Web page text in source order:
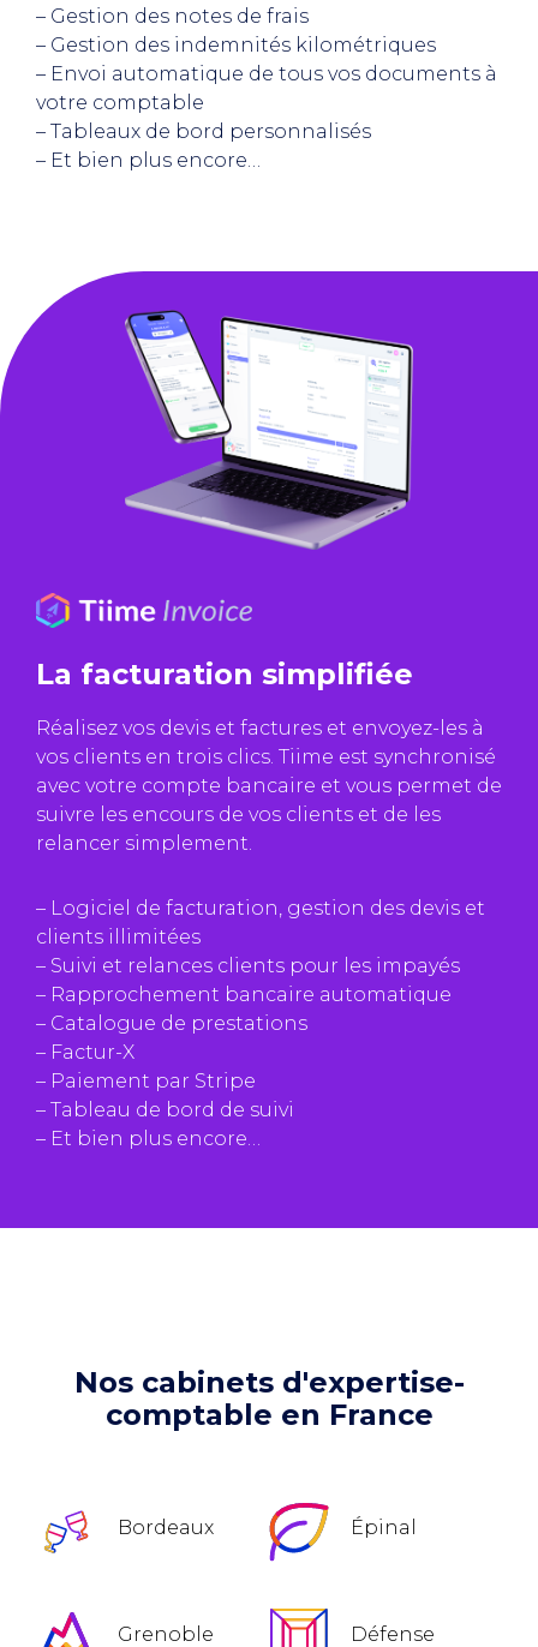
– Gestion des notes de frais
– Gestion des indemnités kilométriques
– Envoi automatique de tous vos documents à
votre comptable
– Tableaux de bord personnalisés
– Et bien plus encore…
La facturation simplifiée
Réalisez vos devis et factures et envoyez-les à
vos clients en trois clics. Tiime est synchronisé
avec votre compte bancaire et vous permet de
suivre les encours de vos clients et de les
relancer simplement.
– Logiciel de facturation, gestion des devis et
clients illimitées
– Suivi et relances clients pour les impayés
– Rapprochement bancaire automatique
– Catalogue de prestations
– Factur-X
– Paiement par Stripe
– Tableau de bord de suivi
– Et bien plus encore…
Nos cabinets d'expertise-
comptable en France
Bordeaux Épinal
Grenoble Défense